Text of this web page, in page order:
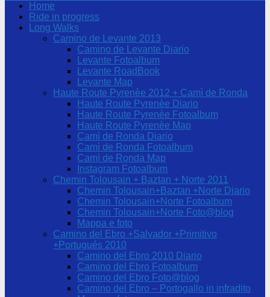
Home
Ride in progress
Long Walks
Camino de Levante 2013
Camino de Levante Diario
Levante Fotoalbum
Levante RoadBook
Levante Map
Haute Route Pyrenèe 2012 + Camì de Ronda
Haute Route Pyrenèe Diario
Haute Route Pyrenèe Fotoalbum
Haute Route Pyrenèe Map
Camì de Ronda Diario
Camì de Ronda Fotoalbum
Camì de Ronda Map
Instagram Fotoalbum
Chemin Tolousain + Baztan + Norte 2011
Chemin Tolousain+Baztan +Norte Diario
Chemin Tolousain+Norte Fotoalbum
Chemin Tolousain+Norte Foto@blog
Mappa e foto
Camino del Ebro +Salvador +Primitivo
+Portugués 2010
Camino del Ebro 2010 Diario
Camino del Ebro Fotoalbum
Camino del Ebro Foto@blog
Camino del Ebro – Portogallo in infradito